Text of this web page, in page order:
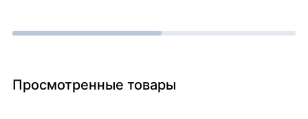
Просмотренные товары